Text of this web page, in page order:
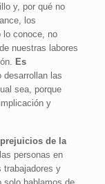
y, por qué no
los
conoce, no
nuestras labores
Es
desarrollan las
sea, porque
y
de la
personas en
trabajadores y